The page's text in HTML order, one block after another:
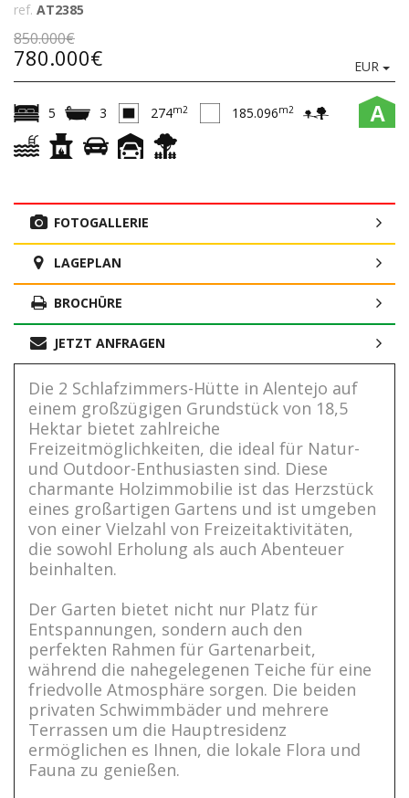
ref. AT2385
850.000€
780.000€ EUR
A
5 3 274m2 185.096m2
FOTOGALLERIE
LAGEPLAN
BROCHÜRE
JETZT ANFRAGEN
Die 2 Schlafzimmers-Hütte in Alentejo auf
einem großzügigen Grundstück von 18,5
Hektar bietet zahlreiche
Freizeitmöglichkeiten, die ideal für Natur-
und Outdoor-Enthusiasten sind. Diese
charmante Holzimmobilie ist das Herzstück
eines großartigen Gartens und ist umgeben
von einer Vielzahl von Freizeitaktivitäten,
die sowohl Erholung als auch Abenteuer
beinhalten.
Der Garten bietet nicht nur Platz für
Entspannungen, sondern auch den
perfekten Rahmen für Gartenarbeit,
während die nahegelegenen Teiche für eine
friedvolle Atmosphäre sorgen. Die beiden
privaten Schwimmbäder und mehrere
Terrassen um die Hauptresidenz
ermöglichen es Ihnen, die lokale Flora und
Fauna zu genießen.